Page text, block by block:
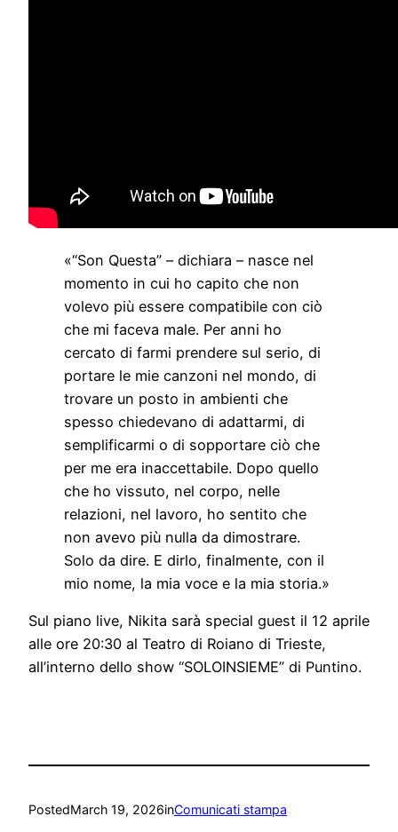
«“Son Questa” – dichiara – nasce nel
momento in cui ho capito che non
volevo più essere compatibile con ciò
che mi faceva male. Per anni ho
cercato di farmi prendere sul serio, di
portare le mie canzoni nel mondo, di
trovare un posto in ambienti che
spesso chiedevano di adattarmi, di
semplificarmi o di sopportare ciò che
per me era inaccettabile. Dopo quello
che ho vissuto, nel corpo, nelle
relazioni, nel lavoro, ho sentito che
non avevo più nulla da dimostrare.
Solo da dire. E dirlo, finalmente, con il
mio nome, la mia voce e la mia storia.»
Sul piano live, Nikita sarà special guest il 12 aprile
alle ore 20:30 al Teatro di Roiano di Trieste,
all’interno dello show “SOLOINSIEME” di Puntino.
PostedMarch 19, 2026inComunicati stampa